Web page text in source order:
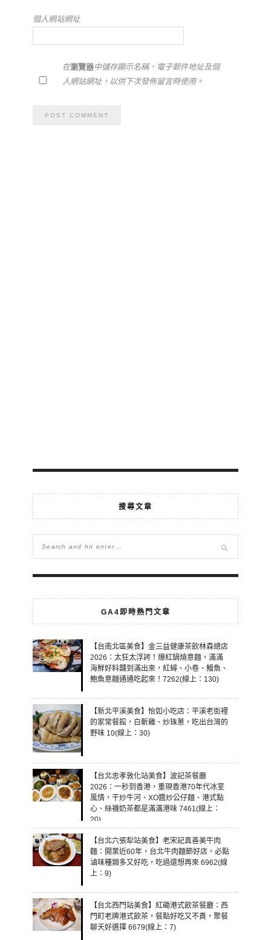
個人網站網址
在瀏覽器中儲存顯示名稱、電子郵件地址及個
人網站網址，以供下次發佈留言時使用。
搜尋文章
GA4即時熱門文章
【台南北區美食】金三益健康茶飲林森總店
2026：太狂太浮誇！爆紅鍋燒意麵，滿滿
海鮮好料舖到滿出來，紅蟳、小卷、鰻魚、
鮑魚意麵通通吃起來！7262(線上：130)
【新北平溪美食】怡如小吃店：平溪老街裡
的家常餐館，白斬雞、炒珠蔥，吃出台灣的
野味 10(線上：30)
【台北忠孝敦化站美食】波記茶餐廳
2026：一秒到香港，重現香港70年代冰室
風情，干炒牛河、XO醬炒公仔麵、港式點
心、絲襪奶茶都是滿滿港味 7461(線上：
20)
【台北六張犁站美食】老宋記真善美牛肉
麵：開業近60年，台北牛肉麵節好店，必點
滷味種類多又好吃，吃過還想再來 6962(線
上：9)
【台北西門站美食】紅磡港式飲茶餐廳：西
門町老牌港式飲茶，餐點好吃又不貴，聚餐
聊天好選擇 6679(線上：7)